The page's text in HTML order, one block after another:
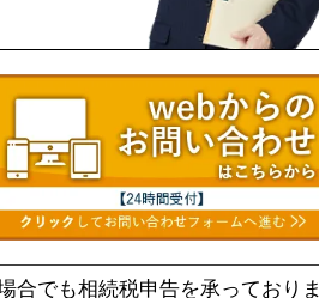
合でも相続税申告を承っておりま